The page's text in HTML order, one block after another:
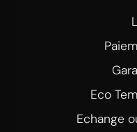
Eco
Echange